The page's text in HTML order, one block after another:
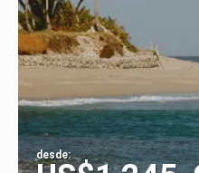
desde: